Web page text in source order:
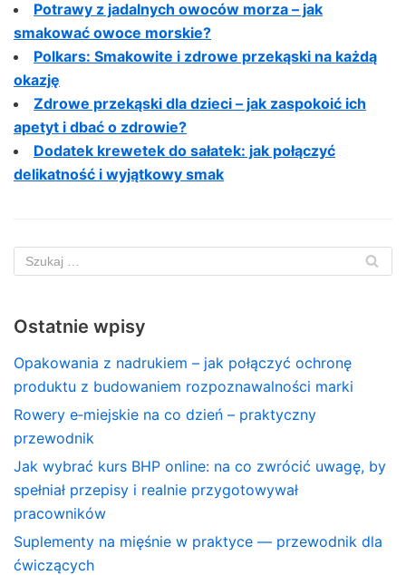
Potrawy z jadalnych owoców morza – jak
smakować owoce morskie?
Polkars: Smakowite i zdrowe przekąski na każdą
okazję
Zdrowe przekąski dla dzieci – jak zaspokoić ich
apetyt i dbać o zdrowie?
Dodatek krewetek do sałatek: jak połączyć
delikatność i wyjątkowy smak
Ostatnie wpisy
Opakowania z nadrukiem – jak połączyć ochronę
produktu z budowaniem rozpoznawalności marki
Rowery e‑miejskie na co dzień – praktyczny
przewodnik
Jak wybrać kurs BHP online: na co zwrócić uwagę, by
spełniał przepisy i realnie przygotowywał
pracowników
Suplementy na mięśnie w praktyce — przewodnik dla
ćwiczących